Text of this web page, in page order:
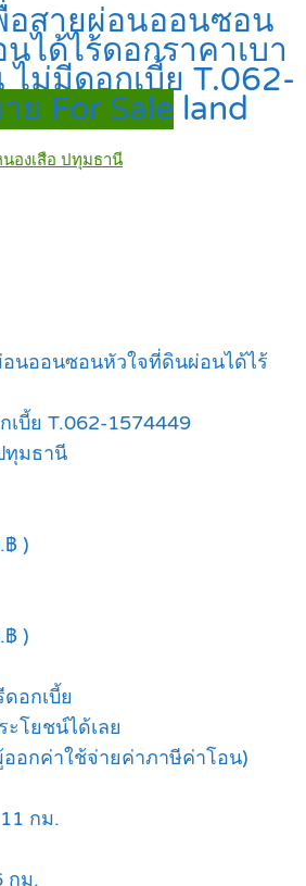
อสายผ่อนออนซอน
ได้ไร้ดอกราคาเบา
ไม่มีดอกเบี้ย T.062-
ย For Sale land
องเสือ ปทุมธานี
นออนซอนหัวใจที่ดินผ่อนได้ไร้
เบี้ย T.062-1574449
ทุมธานี
฿ )
฿ )
อกเบี้ย
ะโยชน์ได้เลย
อกค่าใช้จ่ายค่าภาษีค่าโอน)
กม.
กม.